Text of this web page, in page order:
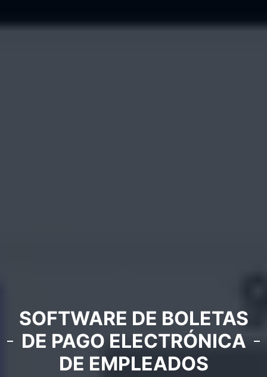
SOFTWARE DE BOLETAS
DE PAGO ELECTRÓNICA
DE EMPLEADOS